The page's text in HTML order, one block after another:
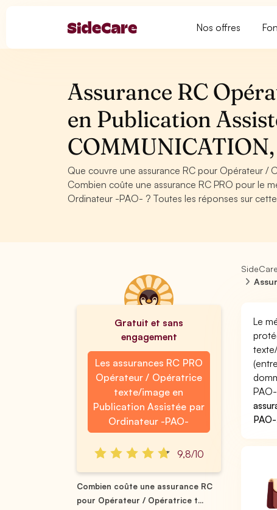
Nos offres
Assurance RC
en Publication
Que couvre une assurance RC pour Opérateur /
Combien coûte une assurance RC PRO pour le
Ordinateur -PAO- ? Toutes les réponses sur
Gratuit et sans
engagement
Les assurances RC PRO
Opérateur / Opératrice
texte/image en
Publication Assistée par
Ordinateur -PAO-
9,8/10
Combien coûte une assurance RC
pour Opérateur / Opératrice t...
SideCare
Le
PAO-